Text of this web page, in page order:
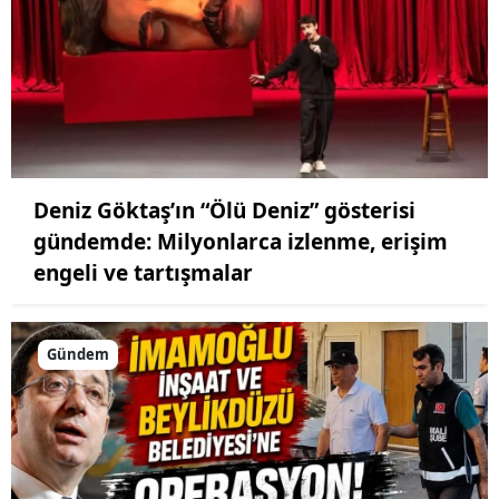
Deniz Göktaş’ın “Ölü Deniz” gösterisi
gündemde: Milyonlarca izlenme, erişim
engeli ve tartışmalar
Gündem